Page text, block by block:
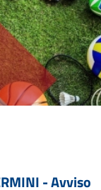
- Avviso